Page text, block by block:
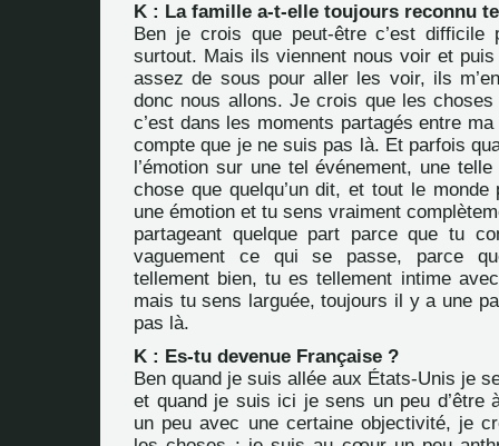
K : La famille a-t-elle toujours reconnu
Ben je crois que peut-être c’est difficile
surtout. Mais ils viennent nous voir et puis
assez de sous pour aller les voir, ils
donc nous allons. Je crois que les
c’est dans les moments partagés entre
compte que je ne suis pas là. Et parfois
l’émotion sur une tel événement, une
chose que quelqu’un dit, et tout le monde
une émotion et tu sens vraiment
partageant quelque part parce que tu
vaguement ce qui se passe, parce
tellement bien, tu es tellement intime
mais tu sens larguée, toujours il y a une
pas là.
K : Es-tu devenue Française ?
Ben quand je suis allée aux États-Unis je
et quand je suis ici je sens un peu d’être
un peu avec une certaine objectivité, je